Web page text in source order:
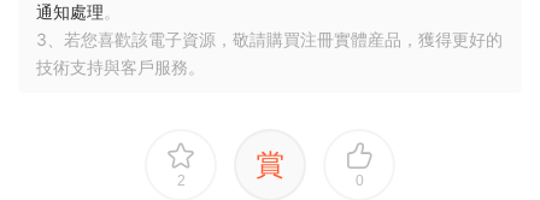
通知處理。
3、若您喜歡該電子資源，敬請購買注冊實體産品，獲得更好的
技術支持與客戶服務。
2 賞 0